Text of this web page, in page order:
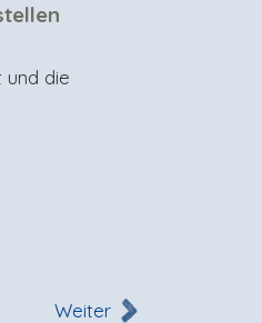
und die
Weiter